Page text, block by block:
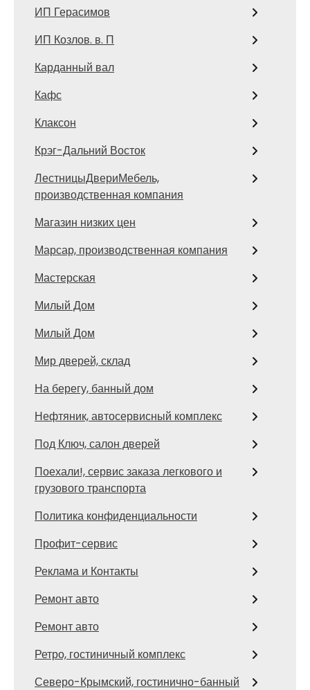
ИП Герасимов
ИП Козлов. в. П
Карданный вал
Кафс
Клаксон
Крэг-Дальний Восток
ЛестницыДвериМебель,
производственная компания
Магазин низких цен
Марсар, производственная компания
Мастерская
Милый Дом
Милый Дом
Мир дверей, склад
На берегу, банный дом
Нефтяник, автосервисный комплекс
Под Ключ, салон дверей
Поехали!, сервис заказа легкового и
грузового транспорта
Политика конфиденциальности
Профит-сервис
Реклама и Контакты
Ремонт авто
Ремонт авто
Ретро, гостиничный комплекс
Северо-Крымский, гостинично-банный